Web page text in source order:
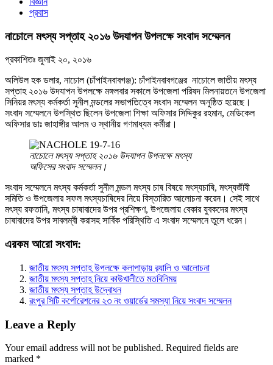
প্রবাস
নাচোলে মৎস্য সপ্তাহ ২০১৬ উদযাপন উপলক্ষে সংবাদ সম্মেলন
প্রকাশিতঃ জুলাই ২০, ২০১৬
অলিউল হক ডলার, নাচোল (চাঁপাইনবাবগঞ্জ): চাঁপাইনবাবগঞ্জের নাচোলে জাতীয় মৎস্য
সপ্তাহ ২০১৬ উদযাপন উপলক্ষে মঙ্গলবার সকালে উপজেলা পরিষদ মিলনায়তনে উপজেলা
সিনিয়র মৎস্য কর্মকর্তা সুনীল মন্ডলের সভাপতিত্বে সংবাদ সম্মেলন অনুষ্ঠিত হয়েছে।
সংবাদ সম্মেলনে উপস্থিত ছিলেন উপজেলা শিক্ষা অফিসার সিদ্দিকুর রহমান, মেডিকেল
অফিসার ডাঃ জাহাঙ্গীর আলম ও স্থানীয় গণমাধ্যম কর্মীরা।
নাচোলে মৎস্য সপ্তাহ ২০১৬ উদযাপন উপলক্ষে মৎস্য
অফিসের সংবাদ সম্মেলন।
সংবাদ সম্মেলনে মৎস্য কর্মকর্তা সুনীল মন্ডল মৎস্য চাষ বিষয়ে মৎস্যচাষি, মৎস্যজীবী
সমিতি ও উপজেলার সফল মৎস্যচাষিদের নিয়ে বিস্তারিত আলোচনা করেন। সেই সাথে
মৎস্য রফতানি, মৎস্য চাষাবাদের উপর প্রশিক্ষণ, উপজেলায় বেকার যুবকদের মৎস্য
চাষাবাদের উপর সাবলম্বী করাসহ সার্বিক পরিস্থিতি এ সংবাদ সম্মেলনে তুলে ধরেন।
এরকম আরো সংবাদ:
জাতীয় মৎস্য সপ্তাহ উপলক্ষে কলাপাড়ায় র‌্যালি ও আলোচনা
জাতীয় মৎস্য সপ্তাহ নিয়ে কাউখালীতে মতবিনিময়
জাতীয় মৎস্য সপ্তাহ উদ্বোধন
রংপুর সিটি কর্পোরেশনের ২৩ নং ওয়ার্ডের সমস্যা নিয়ে সংবাদ সম্মেলন
Leave a Reply
Your email address will not be published. Required fields are
marked *